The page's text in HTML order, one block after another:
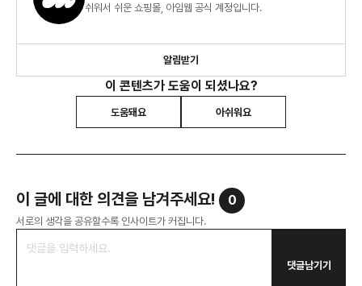
쉬워서 쉬운 쇼핑몰, 아임웹 공식 계정입니다.
알림받기
이 콘텐츠가 도움이 되셨나요?
도움돼요 아쉬워요
이 글에 대한 의견을 남겨주세요! 0
서로의 생각을 공유할수록 인사이트가 커집니다.
댓글남기기